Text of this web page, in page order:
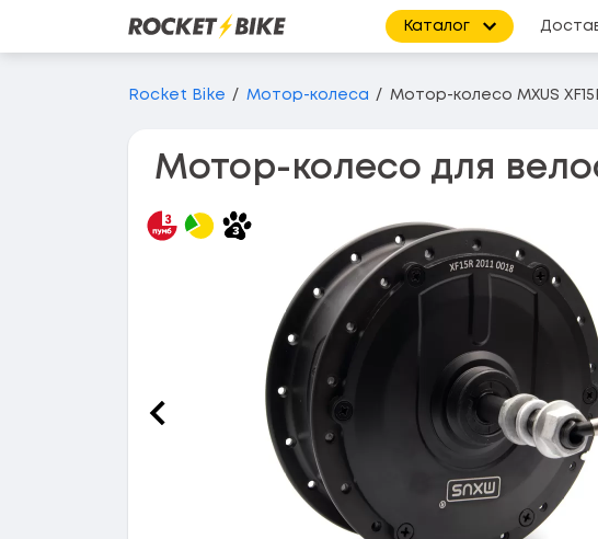
Каталог
Перейти до основного вмісту
Rocket Bike Мотор-колеса Мотор-колесо MXUS
Мотор-колесо для